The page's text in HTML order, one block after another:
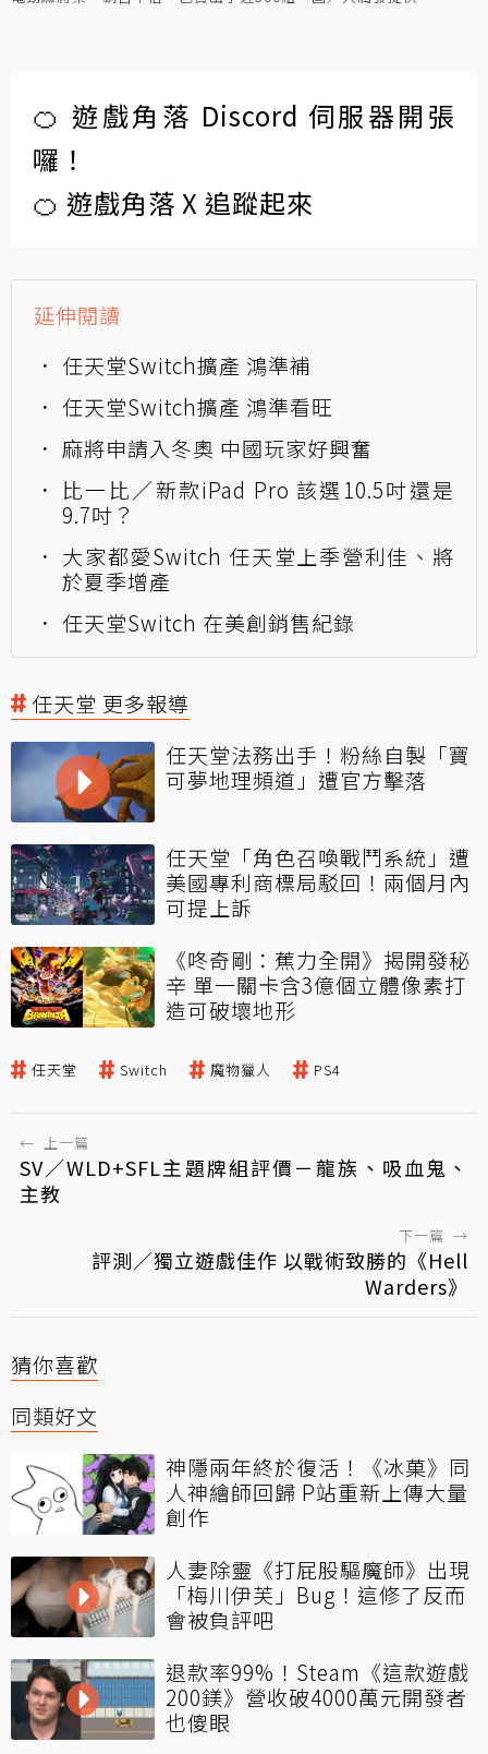
🍊 遊戲角落 Discord 伺服器開張
囉！
🍊 遊戲角落 X 追蹤起來
延伸閱讀
任天堂Switch擴產 鴻準補
任天堂Switch擴產 鴻準看旺
麻將申請入冬奧 中國玩家好興奮
比一比／新款iPad Pro 該選10.5吋還是
9.7吋？
大家都愛Switch 任天堂上季營利佳、將
於夏季增產
任天堂Switch 在美創銷售紀錄
任天堂 更多報導
任天堂法務出手！粉絲自製「寶
可夢地理頻道」遭官方擊落
任天堂「角色召喚戰鬥系統」遭
美國專利商標局駁回！兩個月內
可提上訴
《咚奇剛：蕉力全開》揭開發秘
辛 單一關卡含3億個立體像素打
造可破壞地形
任天堂 Switch 魔物獵人 PS4
← 上一篇
SV／WLD+SFL主題牌組評價－龍族、吸血鬼、
主教
下一篇 →
評測／獨立遊戲佳作 以戰術致勝的《Hell
Warders》
猜你喜歡
同類好文
神隱兩年終於復活！《冰菓》同
人神繪師回歸 P站重新上傳大量
創作
人妻除靈《打屁股驅魔師》出現
「梅川伊芙」Bug！這修了反而
會被負評吧
退款率99%！Steam《這款遊戲
200鎂》營收破4000萬元開發者
也傻眼